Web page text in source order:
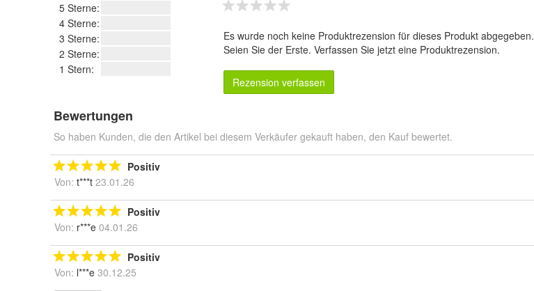
5 Sterne:
4 Sterne:
3 Sterne:
2 Sterne:
1 Stern:
Es wurde noch keine Produktrezension für dieses Produkt abgegeben.
Seien Sie der Erste. Verfassen Sie jetzt eine Produktrezension.
Rezension verfassen
Bewertungen
So haben Kunden, die den Artikel bei diesem Verkäufer gekauft haben, den Kauf bewertet.
Positiv
Von: t***t 23.01.26
Positiv
Von: r***e 04.01.26
Positiv
Von: l***e 30.12.25